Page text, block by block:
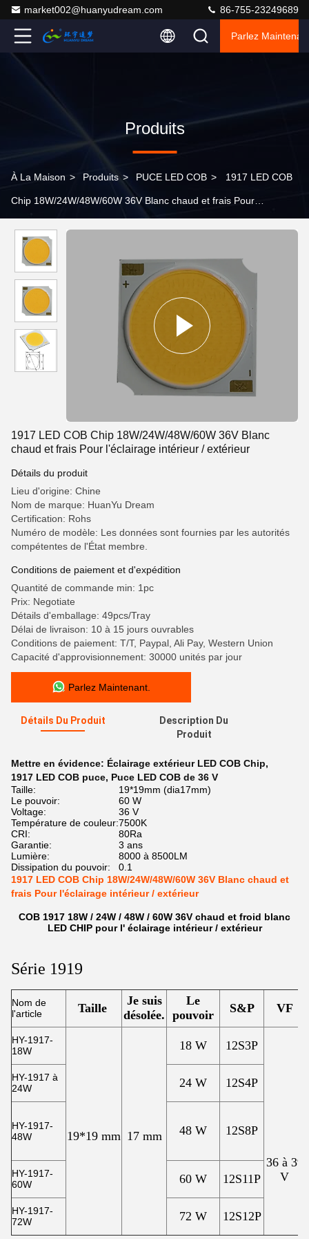
market002@huanyudream.com 86-755-23249689
Parlez
Produits
À La Maison > Produits > PUCE LED COB > 1917 LED COB
Chip 18W/24W/48W/60W 36V Blanc chaud et frais Pour
1917 LED COB Chip 18W/24W/48W/60W 36V Blanc
chaud et frais Pour l'éclairage intérieur / extérieur
Détails du produit
Lieu d'origine: Chine
Nom de marque: HuanYu Dream
Certification: Rohs
Numéro de modèle: Les données sont fournies par les autorités
compétentes de l'État membre.
Conditions de paiement et d'expédition
Quantité de commande min: 1pc
Prix: Negotiate
Détails d'emballage: 49pcs/Tray
Délai de livraison: 10 à 15 jours ouvrables
Conditions de paiement: T/T, Paypal, Ali Pay, Western Union
Capacité d'approvisionnement: 30000 unités par jour
Parlez Maintenant.
Détails Du Produit
Description Du
Produit
Mettre en évidence: Éclairage extérieur LED COB Chip,
1917 LED COB puce, Puce LED COB de 36 V
Taille:
19*19mm (dia17mm)
Le pouvoir:
60 W
Voltage:
36 V
Température de couleur:7500K
CRI:
80Ra
Garantie:
3 ans
Lumière:
8000 à 8500LM
Dissipation du pouvoir:
0.1
1917 LED COB Chip 18W/24W/48W/60W 36V Blanc chaud et
frais Pour l'éclairage intérieur / extérieur
COB 1917 18W / 24W / 48W / 60W 36V chaud et froid blanc
LED CHIP pour l' éclairage intérieur / extérieur
Série 1919
Nom de
l'article
Taille
Je suis
désolée.
Le
pouvoir
S&P VF
HY-1917-
18W
19*19 mm 17 mm
18 W 12S3P
36 à 39
V
HY-1917 à
24W
24 W 12S4P
HY-1917-
48W
48 W 12S8P
HY-1917-
60W
60 W 12S11P
HY-1917-
72W
72 W 12S12P